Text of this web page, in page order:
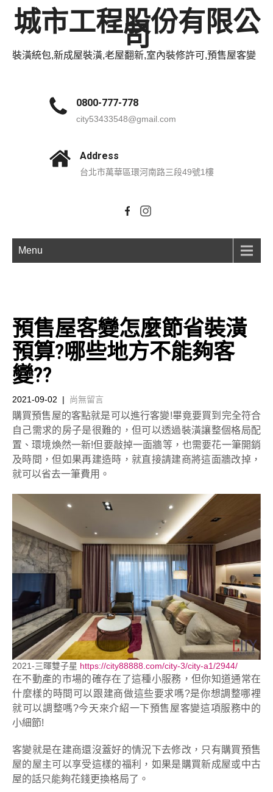
城市工程股份有限公
司
裝潢統包,新成屋裝潢,老屋翻新,室內裝修許可,預售屋客變
0800-777-778
city53433548@gmail.com
Address
台北市萬華區環河南路三段49號1樓
Menu
預售屋客變怎麼節省裝潢
預算?哪些地方不能夠客
變??
2021-09-02 | 尚無留言
購買預售屋的客點就是可以進行客變!畢竟要買到完全符合
自己需求的房子是很難的，但可以透過裝潢讓整個格局配
置、環境煥然一新!但要敲掉一面牆等，也需要花一筆開銷
及時間，但如果再建造時，就直接請建商將這面牆改掉，
就可以省去一筆費用。
2021-三暉雙子星 https://city88888.com/city-3/city-a1/2944/
在不動產的市場的確存在了這種小服務，但你知道通常在
什麼樣的時間可以跟建商做這些要求嗎?是你想調整哪裡
就可以調整嗎?今天來介紹一下預售屋客變這項服務中的
小細節!
客變就是在建商還沒蓋好的情況下去修改，只有購買預售
屋的屋主可以享受這樣的福利，如果是購買新成屋或中古
屋的話只能夠花錢更換格局了。